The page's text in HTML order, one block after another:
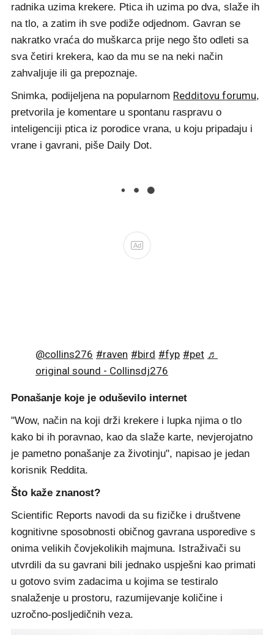
radnika uzima krekere. Ptica ih uzima po dva, slaže ih
na tlo, a zatim ih sve podiže odjednom. Gavran se
nakratko vraća do muškarca prije nego što odleti sa
sva četiri krekera, kao da mu se na neki način
zahvaljuje ili ga prepoznaje.
Snimka, podijeljena na popularnom Redditovu forumu,
pretvorila je komentare u spontanu raspravu o
inteligenciji ptica iz porodice vrana, u koju pripadaju i
vrane i gavrani, piše Daily Dot.
Ad
@collins276 #raven #bird #fyp #pet ♬
original sound - Collinsdj276
Ponašanje koje je oduševilo internet
"Wow, način na koji drži krekere i lupka njima o tlo
kako bi ih poravnao, kao da slaže karte, nevjerojatno
je pametno ponašanje za životinju", napisao je jedan
korisnik Reddita.
Što kaže znanost?
Scientific Reports navodi da su fizičke i društvene
kognitivne sposobnosti običnog gavrana usporedive s
onima velikih čovjekolikih majmuna. Istraživači su
utvrdili da su gavrani bili jednako uspješni kao primati
u gotovo svim zadacima u kojima se testiralo
snalaženje u prostoru, razumijevanje količine i
uzročno-posljedičnih veza.